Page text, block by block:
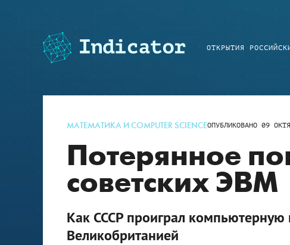
ОТКРЫТИЯ
МАТЕМАТИКА И COMPUTER SCIENCEОПУБЛИКОВАНО 09
Потерянное
советских ЭВМ
Как СССР проиграл
Великобританией